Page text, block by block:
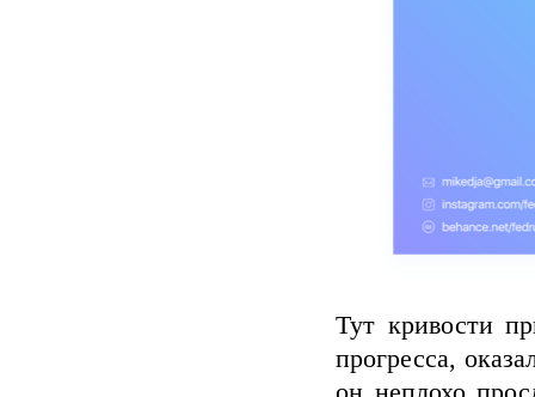
Тут кривости
прогресса,